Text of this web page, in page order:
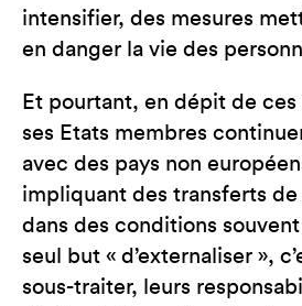
intensifier, des mesures
en danger la vie des
Et pourtant, en dépit de ces
ses Etats membres
avec des pays non
impliquant des transferts de
dans des conditions
seul but « d’externaliser »,
sous-traiter, leurs